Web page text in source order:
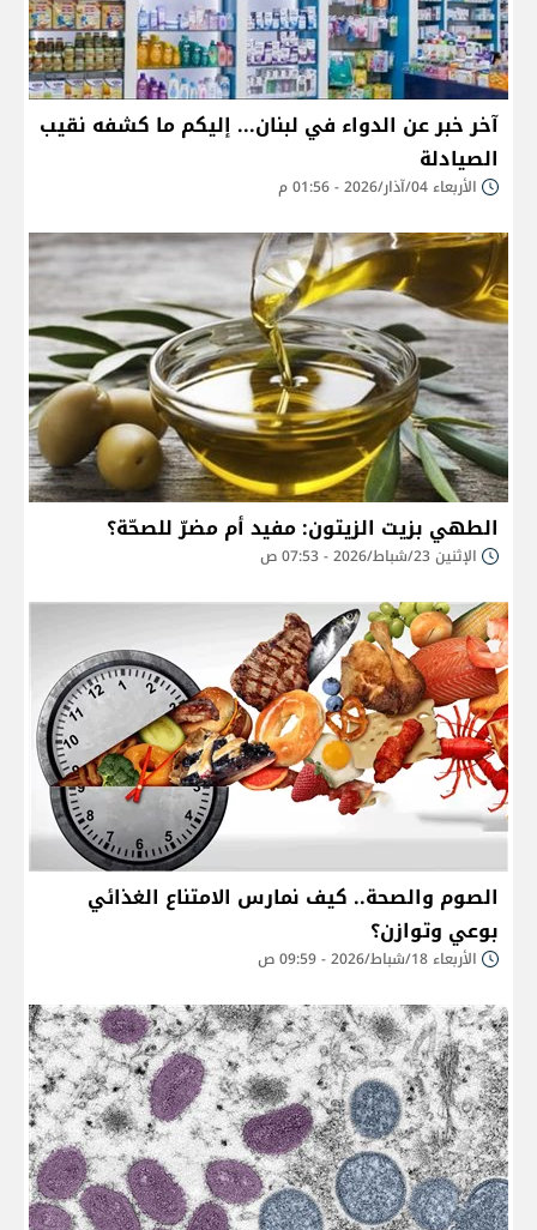
آخر خبر عن الدواء في لبنان... إليكم ما كشفه نقيب
الصيادلة
الأربعاء 04/آذار/2026 - 01:56 م
الطهي بزيت الزيتون: مفيد أم مضرّ للصحّة؟
الإثنين 23/شباط/2026 - 07:53 ص
الصوم والصحة.. كيف نمارس الامتناع الغذائي
بوعي وتوازن؟
الأربعاء 18/شباط/2026 - 09:59 ص